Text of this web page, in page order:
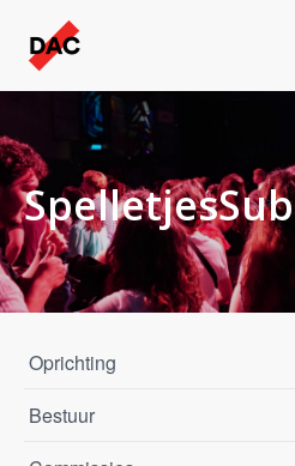
SpelletjesSub
Oprichting
Bestuur